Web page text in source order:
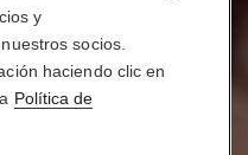
y
socios.
haciendo clic en
Política de